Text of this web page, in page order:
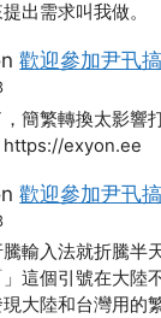
出需求叫我做。
歡迎參加尹卂
簡繁轉換太影響
https://exyon.ee
歡迎參加尹卂
輸入法就折騰半
這個引號在大陸
大陸和台灣用的